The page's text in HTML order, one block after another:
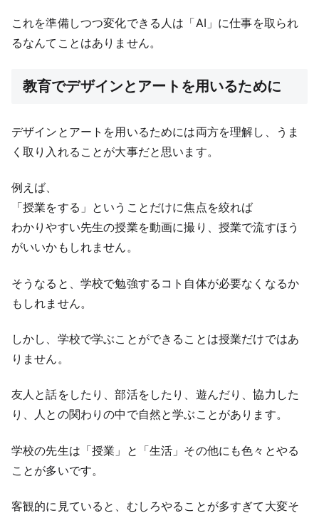
これを準備しつつ変化できる人は「AI」に仕事を取られ
るなんてことはありません。
教育でデザインとアートを用いるために
デザインとアートを用いるためには両方を理解し、うま
く取り入れることが大事だと思います。
例えば、
「授業をする」ということだけに焦点を絞れば
わかりやすい先生の授業を動画に撮り、授業で流すほう
がいいかもしれません。
そうなると、学校で勉強するコト自体が必要なくなるか
もしれません。
しかし、学校で学ぶことができることは授業だけではあ
りません。
友人と話をしたり、部活をしたり、遊んだり、協力した
り、人との関わりの中で自然と学ぶことがあります。
学校の先生は「授業」と「生活」その他にも色々とやる
ことが多いです。
客観的に見ていると、むしろやることが多すぎて大変そ